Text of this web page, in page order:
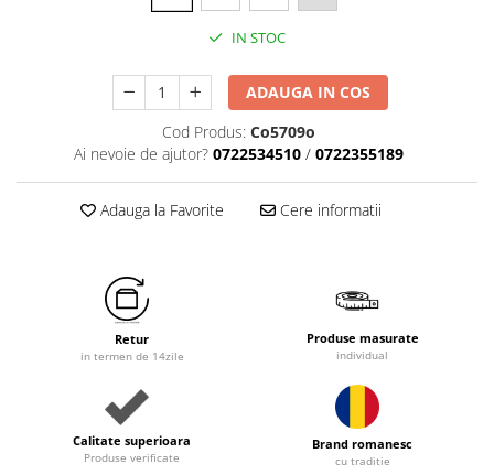
IN STOC
ADAUGA IN COS
Cod Produs: Co5709o
Ai nevoie de ajutor? 0722534510 / 0722355189
Adauga la Favorite Cere informatii
Retur
in termen de 14zile
Produse masurate
individual
Calitate superioara
Produse verificate
Brand romanesc
cu traditie